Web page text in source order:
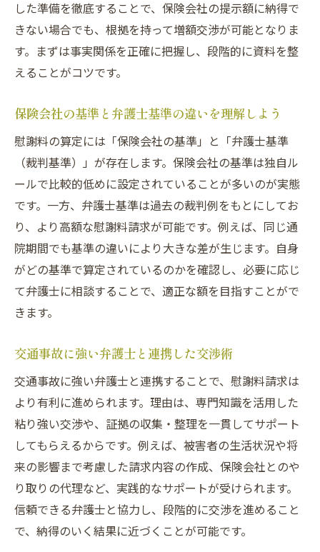
した準備を徹底することで、保険会社の提示額に納得で
きない場合でも、根拠を持って増額交渉が可能となりま
す。まずは事実関係を正確に把握し、段階的に資料を整
えることがコツです。
保険会社の基準と弁護士基準の違いを理解しよう
慰謝料の算定には「保険会社の基準」と「弁護士基準
（裁判基準）」が存在します。保険会社の基準は独自ル
ールで比較的低めに設定されていることが多いのが実態
です。一方、弁護士基準は過去の裁判例をもとにしてお
り、より高額な慰謝料請求が可能です。例えば、同じ通
院期間でも基準の違いにより大きな差が生じます。自身
がどの基準で算定されているのかを確認し、必要に応じ
て弁護士に相談することで、適正な額を目指すことがで
きます。
交通事故に強い弁護士と連携した交渉術
交通事故に強い弁護士と連携することで、慰謝料請求は
より有利に進められます。理由は、専門知識を活用した
粘り強い交渉や、証拠の収集・整理を一貫してサポート
してもらえるからです。例えば、被害者の生活状況や将
来の影響まで考慮した請求内容の作成、保険会社とのや
り取りの代理など、実践的なサポートが受けられます。
信頼できる弁護士と協力し、段階的に交渉を進めること
で、納得のいく結果に近づくことが可能です。